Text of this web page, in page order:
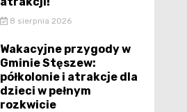
8 sierpnia 2026
Wakacyjne przygody w
Gminie Stęszew:
półkolonie i atrakcje dla
dzieci w pełnym
rozkwicie